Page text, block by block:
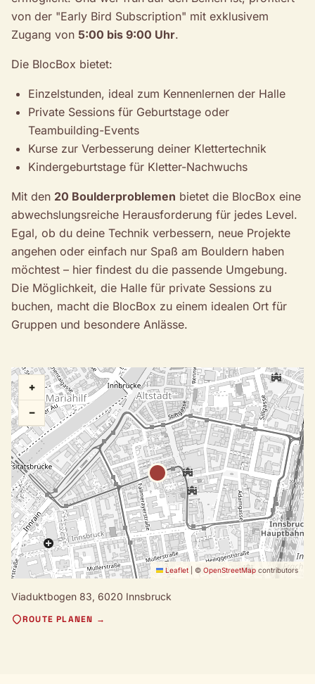
von der "Early Bird Subscription" mit exklusivem
Zugang von 5:00 bis 9:00 Uhr.
Die BlocBox bietet:
Einzelstunden, ideal zum Kennenlernen der Halle
Private Sessions für Geburtstage oder
Teambuilding-Events
Kurse zur Verbesserung deiner Klettertechnik
Kindergeburtstage für Kletter-Nachwuchs
Mit den 20 Boulderproblemen bietet die BlocBox eine
abwechslungsreiche Herausforderung für jedes Level.
Egal, ob du deine Technik verbessern, neue Projekte
angehen oder einfach nur Spaß am Bouldern haben
möchtest – hier findest du die passende Umgebung.
Die Möglichkeit, die Halle für private Sessions zu
buchen, macht die BlocBox zu einem idealen Ort für
Gruppen und besondere Anlässe.
+
−
Leaflet © OpenStreetMap contributors
Viaduktbogen 83, 6020 Innsbruck
ROUTE PLANEN →